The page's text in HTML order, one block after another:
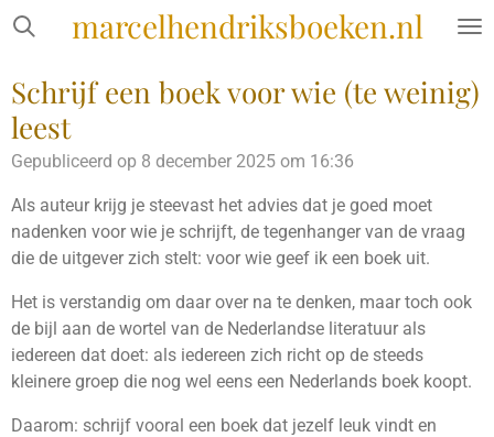
Ga
de
hoofdinhoud
marcelhendriksboeken.nl
Schrijf een boek voor wie (te weinig)
leest
Gepubliceerd op 8 december 2025 om 16:36
Als auteur krijg je steevast het advies dat je goed moet
nadenken voor wie je schrijft, de tegenhanger van de vraag
die de uitgever zich stelt: voor wie geef ik een boek uit.
Het is verstandig om daar over na te denken, maar toch ook
de bijl aan de wortel van de Nederlandse literatuur als
iedereen dat doet: als iedereen zich richt op de steeds
kleinere groep die nog wel eens een Nederlands boek koopt.
Daarom: schrijf vooral een boek dat jezelf leuk vindt en